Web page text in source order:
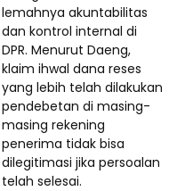
lemahnya akuntabilitas
dan kontrol internal di
DPR. Menurut Daeng,
klaim ihwal dana reses
yang lebih telah dilakukan
pendebetan di masing-
masing rekening
penerima tidak bisa
dilegitimasi jika persoalan
telah selesai.